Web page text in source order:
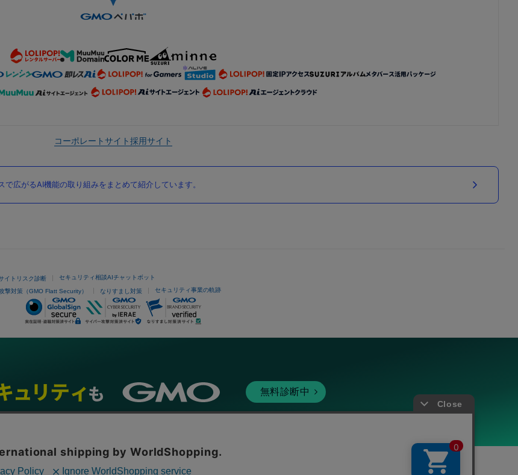
コーポレートサイト採用サイト
広がるAI機能の取り組みをまとめて紹介しています。
イトリスク診断 セキュリティ相談AIチャットボット
撃対策（GMO Flatt Security） なりすまし対策 セキュリティ事業の軌跡
無料診断中